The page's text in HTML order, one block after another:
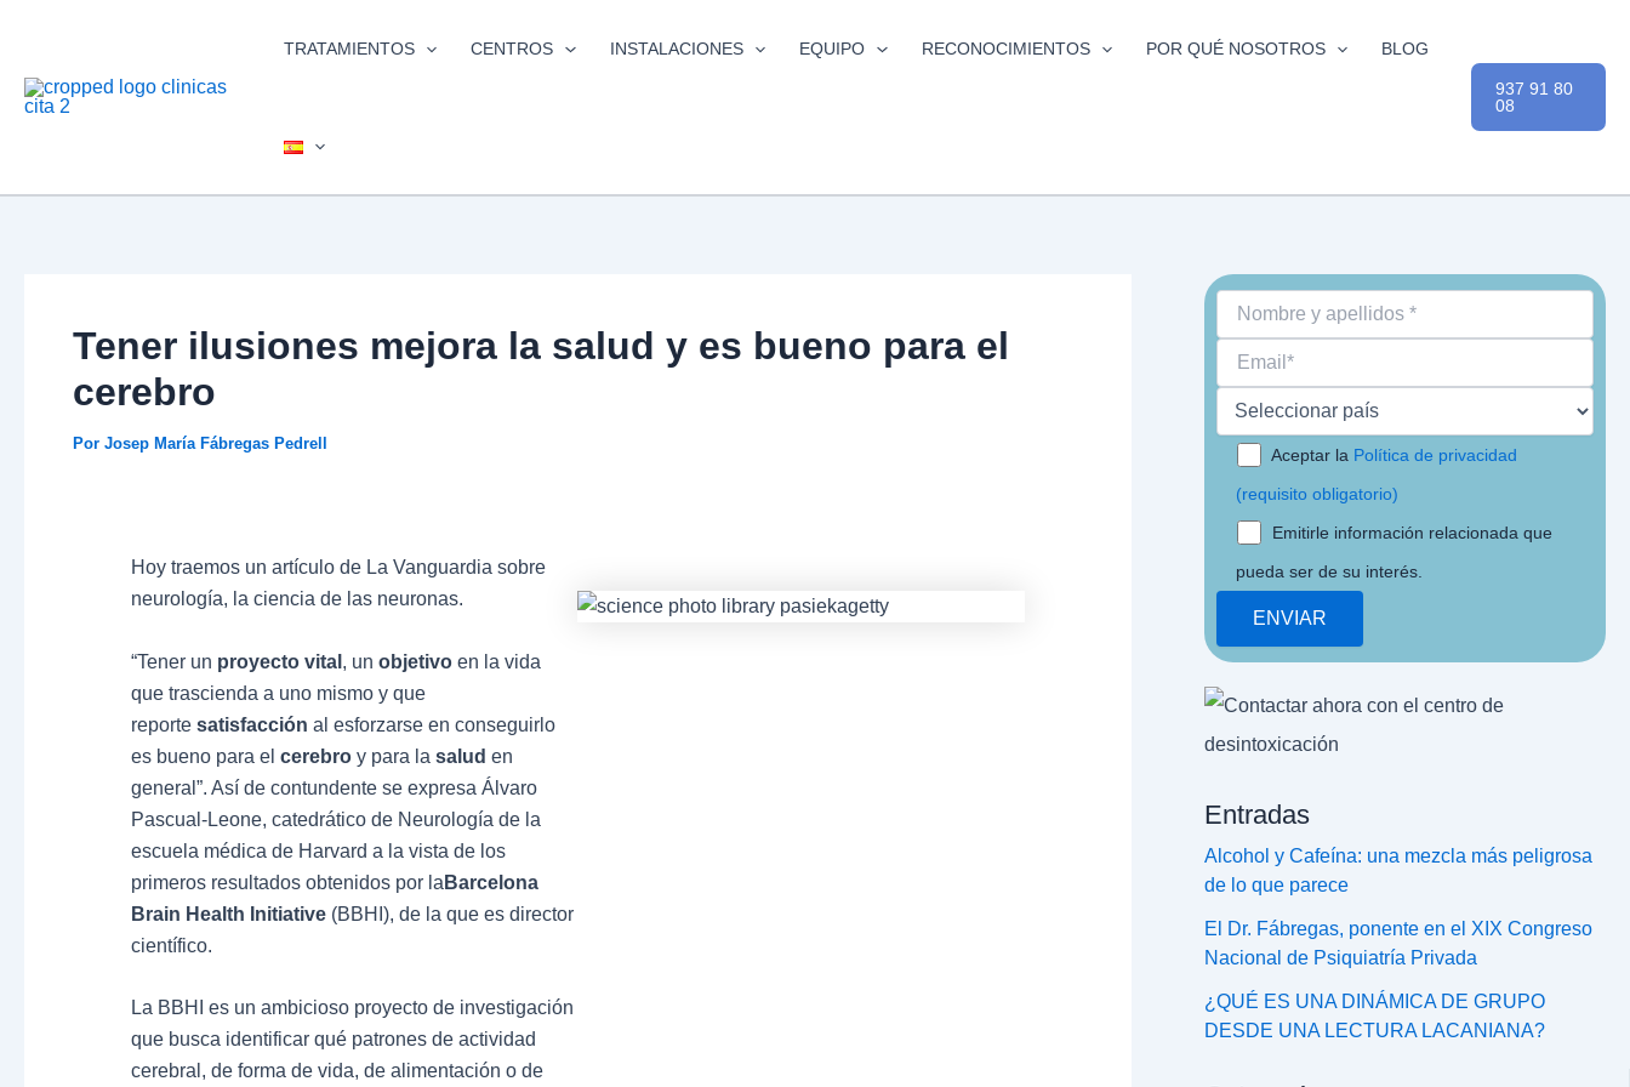
contenido
TRATAMIENTOS CENTROS INSTALACIONES EQUIPO RECONOCIMIENTOS POR QUÉ NOSOTROS BLOG
937 91 80
08
Tener ilusiones mejora la salud y es bueno para el
cerebro
Por Josep María Fábregas Pedrell
Hoy traemos un artículo de La Vanguardia sobre
neurología, la ciencia de las neuronas.
“Tener un proyecto vital , un objetivo en la vida
que trascienda a uno mismo y que
reporte satisfacción al esforzarse en conseguirlo
es bueno para el cerebro y para la salud en
general”. Así de contundente se expresa Álvaro
Pascual-Leone, catedrático de Neurología de la
escuela médica de Harvard a la vista de los
primeros resultados obtenidos por la Barcelona
Brain Health Initiative (BBHI), de la que es director
científico.
La BBHI es un ambicioso proyecto de investigación
que busca identificar qué patrones de actividad
cerebral, de forma de vida, de alimentación o de
Aceptar la Política de privacidad
(requisito obligatorio)
Emitirle información relacionada que
pueda ser de su interés.
Entradas
Alcohol y Cafeína: una mezcla más peligrosa
de lo que parece
El Dr. Fábregas, ponente en el XIX Congreso
Nacional de Psiquiatría Privada
¿QUÉ ES UNA DINÁMICA DE GRUPO
DESDE UNA LECTURA LACANIANA?